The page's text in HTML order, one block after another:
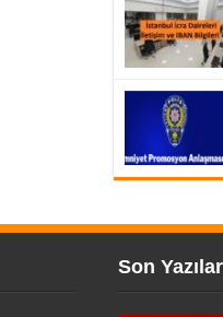
Son Yazılar